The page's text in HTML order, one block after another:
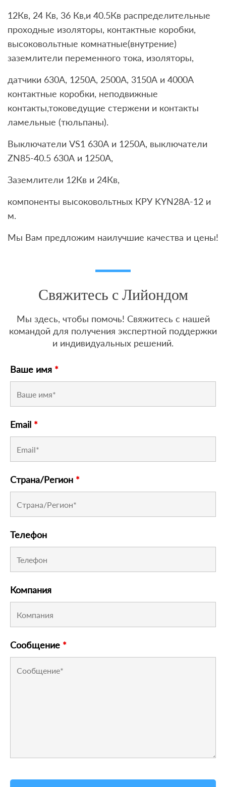
12Кв, 24 Кв, 36 Кв,и 40.5Кв распределительные
проходные изоляторы, контактные коробки,
высоковольтные комнатные(внутрение)
заземлители переменного тока, изоляторы,
датчики 630А, 1250A, 2500А, 3150А и 4000А
контактные коробки, неподвижные
контакты,токоведущие стержени и контакты
ламельные (тюльпаны).
Выключатели VS1 630А и 1250А, выключатели
ZN85-40.5 630А и 1250А,
Заземлители 12Кв и 24Кв,
компоненты высоковольтных КРУ KYN28A-12 и
м.
Мы Вам предложим наилучшие качества и цены!
Свяжитесь с Лийондом
Мы здесь, чтобы помочь! Свяжитесь с нашей
командой для получения экспертной поддержки
и индивидуальных решений.
Ваше имя *
Email *
Страна/Регион *
Телефон
Компания
Сообщение *